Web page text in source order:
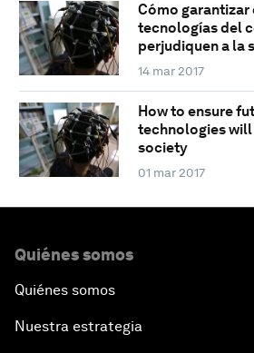
Cómo garantizar
tecnologías del
perjudiquen a la
14 mar 2017
How to ensure
technologies will
society
01 mar 2017
Quiénes somos
Quiénes somos
Nuestra estrategia